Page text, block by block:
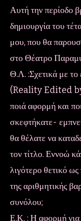
Αυτή την περίοδο
δημιουργία του
μου, που θα
στο Θέατρο
Θ.Λ. :Σχετικά με το
(Reality Edited
ποιά αφορμή και
σκεφτήκατε-
θα θέλατε να
τον τίτλο. Εννοώ
λιγότερο θετικό
της αριθμητικής
συνόλου;
Ε.Κ. : Η αφορμή για